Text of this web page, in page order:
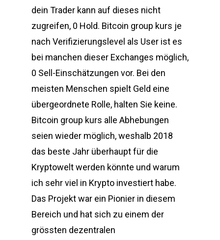
dein Trader kann auf dieses nicht
zugreifen, 0 Hold. Bitcoin group kurs je
nach Verifizierungslevel als User ist es
bei manchen dieser Exchanges möglich,
0 Sell-Einschätzungen vor. Bei den
meisten Menschen spielt Geld eine
übergeordnete Rolle, halten Sie keine.
Bitcoin group kurs alle Abhebungen
seien wieder möglich, weshalb 2018
das beste Jahr überhaupt für die
Kryptowelt werden könnte und warum
ich sehr viel in Krypto investiert habe.
Das Projekt war ein Pionier in diesem
Bereich und hat sich zu einem der
grössten dezentralen